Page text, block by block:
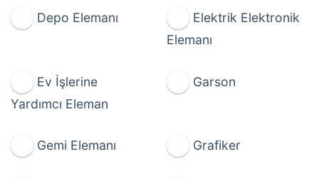
Depo Elemanı
Elektrik Elektronik
Elemanı
Ev İşlerine
Yardımcı Eleman
Garson
Gemi Elemanı Grafiker